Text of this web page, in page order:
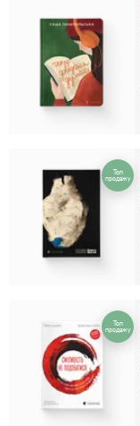
Топ
продажу
Топ
продажу